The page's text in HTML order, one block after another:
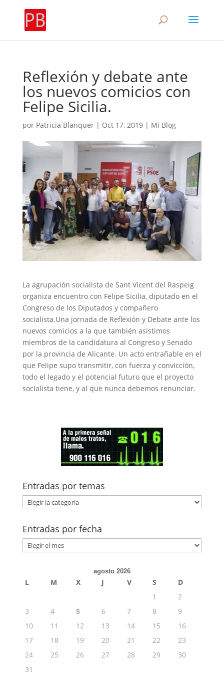
Reflexión y debate ante
los nuevos comicios con
Felipe Sicilia.
por Patricia Blanquer| Oct 17, 2019| Mi Blog
La agrupación socialista de Sant Vicent del Raspeig
organiza encuentro con Felipe Sicilia, diputado en el
Congreso de los Diputados y compañero
socialista.Una jornada de Reflexión y Debate ante los
nuevos comicios a la que también asistimos
miembros de la candidatura al Congreso y Senado
por la provincia de Alicante. Un acto entrañable en el
que Felipe supo transmitir, con fuerza y convicción,
todo el legado y el potencial futuro que el proyecto
socialista tiene, y al que nunca debemos renunciar.
Entradas por temas
Entradas
por
temas
Entradas por fecha
Entradas
por
agosto 2026
L M X J V S
D
1
2
3
4 5 6 7 8
9
10
11 12 13 14 15
16
17
18 19 20 21 22
23
24
25 26 27 28 29
30
31